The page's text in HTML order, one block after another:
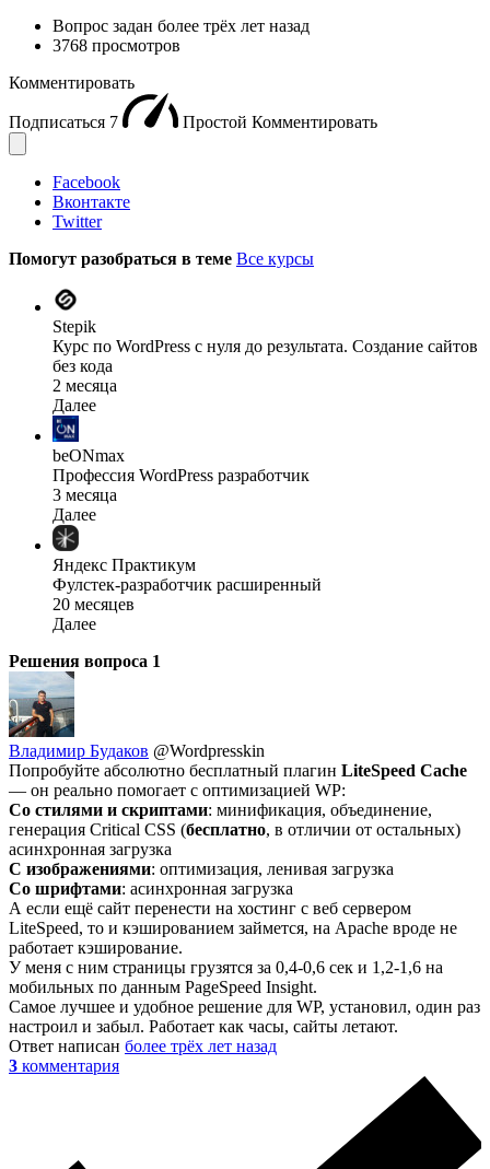
Вопрос задан более трёх лет назад
3768 просмотров
Комментировать
Подписаться 7 Простой Комментировать
Facebook
Вконтакте
Twitter
Помогут разобраться в теме Все курсы
Stepik
Курс по WordPress с нуля до результата. Создание сайтов
без кода
2 месяца
Далее
beONmax
Профессия WordPress разработчик
3 месяца
Далее
Яндекс Практикум
Фулстек-разработчик расширенный
20 месяцев
Далее
Решения вопроса 1
Владимир Будаков @Wordpresskin
Попробуйте абсолютно бесплатный плагин LiteSpeed Cache
— он реально помогает с оптимизацией WP:
Со стилями и скриптами: минификация, объединение,
генерация Critical CSS (бесплатно, в отличии от остальных)
асинхронная загрузка
С изображениями: оптимизация, ленивая загрузка
Со шрифтами: асинхронная загрузка
А если ещё сайт перенести на хостинг с веб сервером
LiteSpeed, то и кэшированием займется, на Apache вроде не
работает кэширование.
У меня с ним страницы грузятся за 0,4-0,6 сек и 1,2-1,6 на
мобильных по данным PageSpeed Insight.
Самое лучшее и удобное решение для WP, установил, один раз
настроил и забыл. Работает как часы, сайты летают.
Ответ написан более трёх лет назад
3 комментария